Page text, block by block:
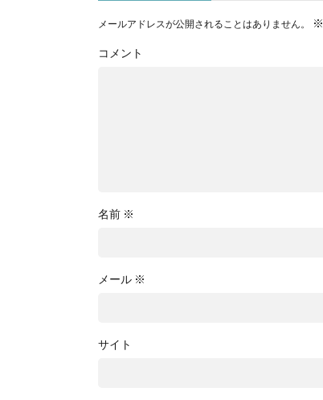
メールアドレスが公開されることはありません。 ※
コメント
名前 ※
メール ※
サイト